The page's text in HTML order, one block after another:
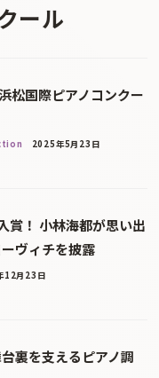
ール
松国際ピアノコンクー
2025年5月23日
賞！ 小林海都が思い出
ヴィチを披露
12月23日
裏を支えるピアノ調